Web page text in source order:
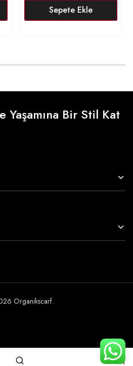
Sepete Ekle
Yaşamına Bir Stil Kat
Organikscarf.